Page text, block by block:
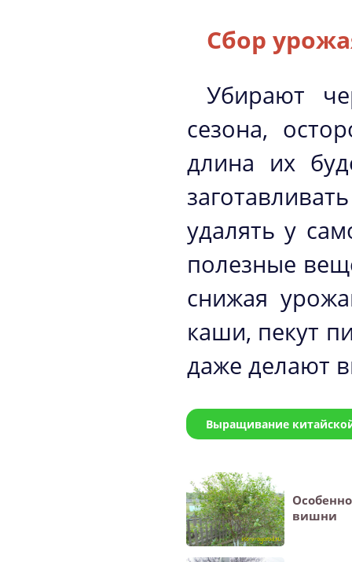
Сбор
Убирают
сезона,
длина их
удалять у
полезные
снижая
каши, пекут
даже делают
Выращивание
вишни